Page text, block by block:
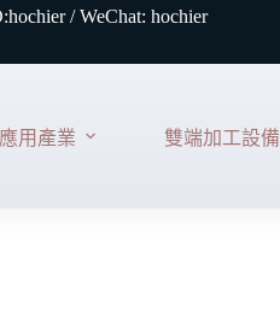
/ WeChat: hochier
應用產業 雙端加工設備